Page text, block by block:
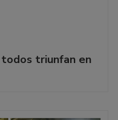
triunfan en